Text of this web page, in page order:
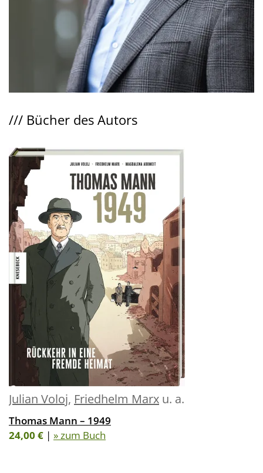
/// Bücher des Autors
Julian Voloj, Friedhelm Marx u. a.
Thomas Mann – 1949
24,00 € | » zum Buch